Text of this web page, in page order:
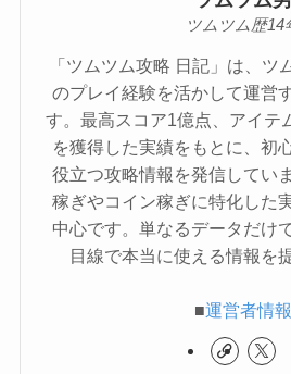
ツムツム歴14
「ツムツム攻略 日記」は、ツ
のプレイ経験を活かして運営
す。最高スコア1億点、アイテ
を獲得した実績をもとに、初
役立つ攻略情報を発信してい
稼ぎやコイン稼ぎに特化した
中心です。単なるデータだけ
目線で本当に使える情報を
■運営者情報